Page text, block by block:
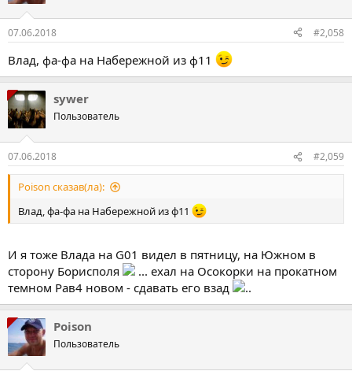
07.06.2018 #2,058
Влад, фа-фа на Набережной из ф11
sywer
Пользователь
07.06.2018 #2,059
Poison сказав(ла):
Влад, фа-фа на Набережной из ф11
И я тоже Влада на G01 видел в пятницу, на Южном в
сторону Борисполя
... ехал на Осокорки на прокатном
темном Рав4 новом - сдавать его взад
..
Poison
Пользователь